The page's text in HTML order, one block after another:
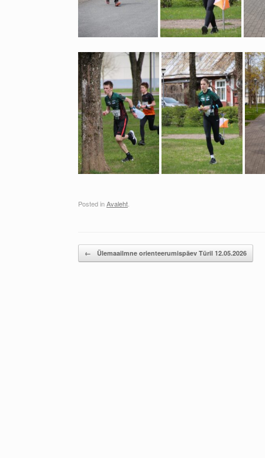
Posted inAvaleht.
Post navigation
← Ülemaailmne orienteerumispäev Türil 12.05.2026